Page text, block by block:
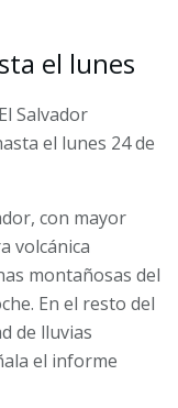
el lunes
Salvador
el lunes 24 de
con mayor
volcánica
montañosas del
En el resto del
de lluvias
el informe